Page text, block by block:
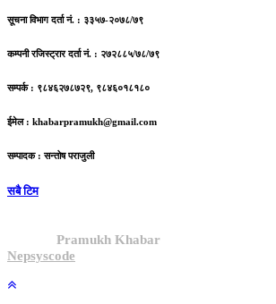
सूचना विभाग दर्ता नं. : ३३५७-२०७८/७९
कम्पनी रजिस्ट्रार दर्ता नं. : २७२८८५/७८/७९
सम्पर्क : ९८४६२७८७२९, ९८४६०१८१८०
ईमेल : khabarpramukh@gmail.com
सम्पादक : सन्तोष पराजुली
सबै टिम
Pramukh Khabar, All rights reserved.
Nepsyscode